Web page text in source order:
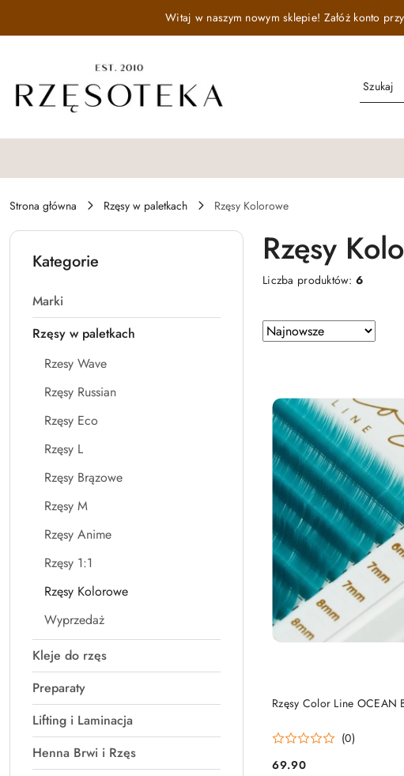
Przejdź do treści głównej
Przejdź do wyszukiwarki
Przejdź do moje konto
Przejdź do menu głównegoWitaj w naszym nowym sklepie! Załóż konto
Strona główna Rzęsy w paletkach Rzęsy Kolorowe
Kategorie
Marki
Rzęsy w paletkach
Rzesy Wave
Rzęsy Russian
Rzęsy Eco
Rzęsy L
Rzęsy Brązowe
Rzęsy M
Rzęsy Anime
Rzęsy 1:1
Rzęsy Kolorowe
Wyprzedaż
Kleje do rzęs
Preparaty
Lifting i Laminacja
Henna Brwi i Rzęs
Rzęsy
Liczba produktów:6
Zastosowano
sortowanie:
Sortuj
według
Rzęsy Color Line OCEAN
(0)
69.90
DO